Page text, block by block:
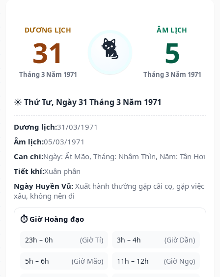
DƯƠNG LỊCH
31
Tháng 3 Năm 1971
🐈
ÂM LỊCH
5
Tháng 3 Năm 1971
☀️ Thứ Tư, Ngày 31 Tháng 3 Năm 1971
Dương lịch:31/03/1971
Âm lịch:05/03/1971
Can chi:Ngày: Ất Mão, Tháng: Nhâm Thìn, Năm: Tân Hợi
Tiết khí:Xuân phân
Ngày Huyền Vũ: Xuất hành thường gặp cãi cọ, gặp việc
xấu, không nên đi
⏱️ Giờ Hoàng đạo
23h – 0h (Giờ Tí) 3h – 4h (Giờ Dần)
5h – 6h (Giờ Mão) 11h – 12h (Giờ Ngọ)